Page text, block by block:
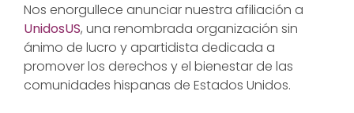
Nos enorgullece anunciar nuestra afiliación a
UnidosUS, una renombrada organización sin
ánimo de lucro y apartidista dedicada a
promover los derechos y el bienestar de las
comunidades hispanas de Estados Unidos.